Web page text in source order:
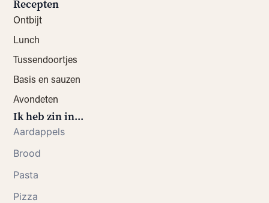
Recepten
Ontbijt
Lunch
Tussendoortjes
Basis en sauzen
Avondeten
Ik heb zin in...
Aardappels
Brood
Pasta
Pizza